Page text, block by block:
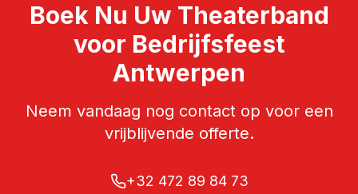
Boek Nu Uw Theaterband
voor Bedrijfsfeest
Antwerpen
Neem vandaag nog contact op voor een
vrijblijvende offerte.
+32 472 89 84 73